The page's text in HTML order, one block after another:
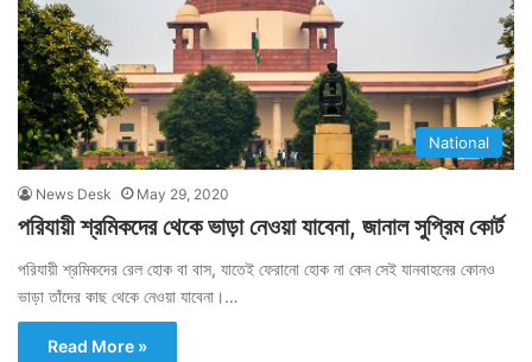
National
News Desk May 29, 2020
পরিযায়ী শ্রমিকদের থেকে ভাড়া নেওয়া যাবেনা, জানাল সুপ্রিম কোর্ট
পরিযায়ী শ্রমিকদের রেল হোক বা বাস, যাতেই ফেরানো হোক না কেন সেই যানবাহনের কোনও
ভাড়া তাঁদের কাছ থেকে নেওয়া যাবেনা।…
Read More »